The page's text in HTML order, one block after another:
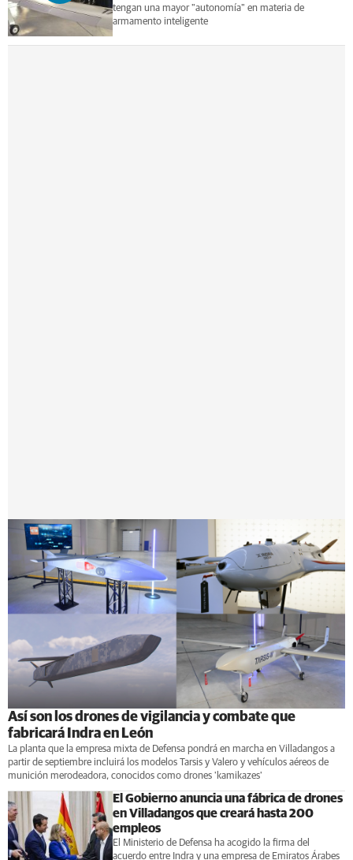
tengan una mayor "autonomía" en materia de
armamento inteligente
Así son los drones de vigilancia y combate que
fabricará Indra en León
La planta que la empresa mixta de Defensa pondrá en marcha en Villadangos a
partir de septiembre incluirá los modelos Tarsis y Valero y vehículos aéreos de
munición merodeadora, conocidos como drones 'kamikazes'
El Gobierno anuncia una fábrica de drones
en Villadangos que creará hasta 200
empleos
El Ministerio de Defensa ha acogido la firma del
acuerdo entre Indra y una empresa de Emiratos Árabes